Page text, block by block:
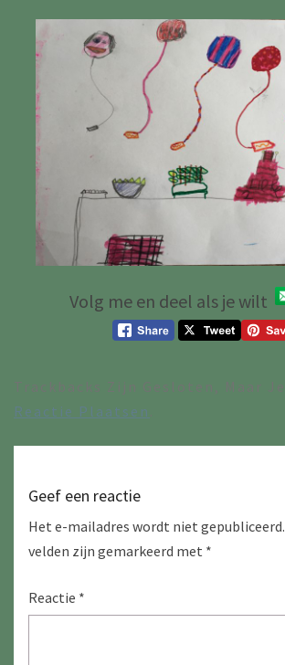
Volg me en deel als je wilt
Reactie Plaatsen
Geef een reactie
Het e-mailadres wordt niet gepubliceerd.
velden zijn gemarkeerd met *
Reactie *